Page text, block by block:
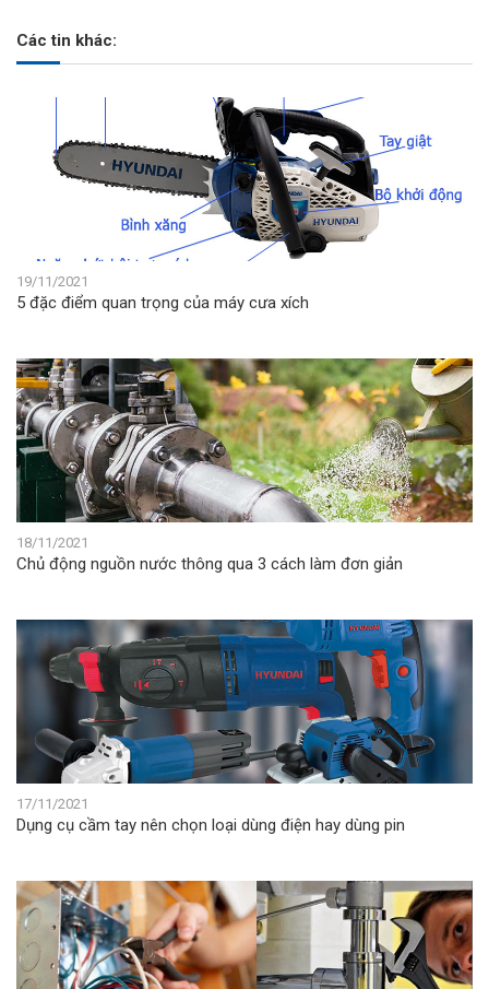
Các tin khác:
19/11/2021
5 đặc điểm quan trọng của máy cưa xích
18/11/2021
Chủ động nguồn nước thông qua 3 cách làm đơn giản
17/11/2021
Dụng cụ cầm tay nên chọn loại dùng điện hay dùng pin